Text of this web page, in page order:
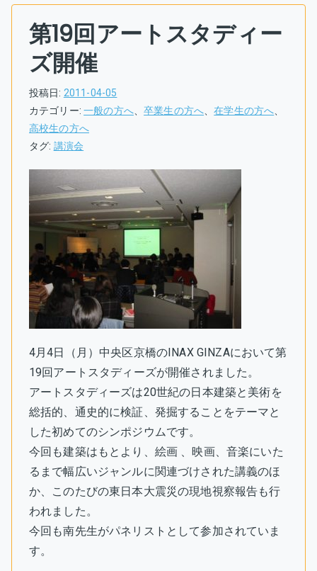
第19回アートスタディー
ズ開催
投稿日: 2011-04-05
カテゴリー:一般の方へ、卒業生の方へ、在学生の方へ、
高校生の方へ
タグ: 講演会
4月4日（月）中央区京橋のINAX GINZAにおいて第
19回アートスタディーズが開催されました。
アートスタディーズは20世紀の日本建築と美術を
総括的、通史的に検証、発掘することをテーマと
した初めてのシンポジウムです。
今回も建築はもとより、絵画 、映画、音楽にいた
るまで幅広いジャンルに関連づけされた講義のほ
か、このたびの東日本大震災の現地視察報告も行
われました。
今回も南先生がパネリストとして参加されていま
す。